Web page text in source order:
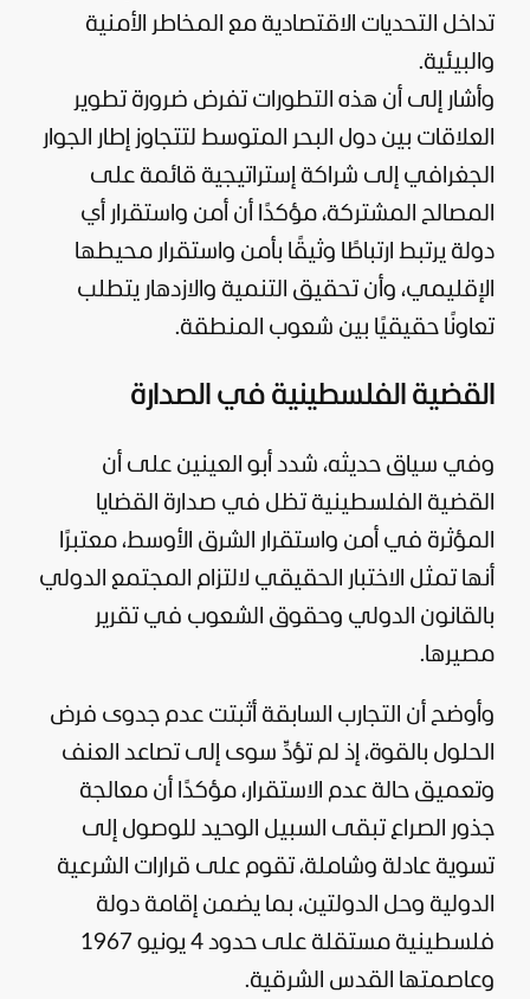
تداخل التحديات الاقتصادية مع المخاطر الأمنية
والبيئية.
وأشار إلى أن هذه التطورات تفرض ضرورة تطوير
العلاقات بين دول البحر المتوسط لتتجاوز إطار الجوار
الجغرافي إلى شراكة إستراتيجية قائمة على
المصالح المشتركة، مؤكدًا أن أمن واستقرار أي
دولة يرتبط ارتباطًا وثيقًا بأمن واستقرار محيطها
الإقليمي، وأن تحقيق التنمية والازدهار يتطلب
تعاونًا حقيقيًا بين شعوب المنطقة.
القضية الفلسطينية في الصدارة
وفي سياق حديثه، شدد أبو العينين على أن
القضية الفلسطينية تظل في صدارة القضايا
المؤثرة في أمن واستقرار الشرق الأوسط، معتبرًا
أنها تمثل الاختبار الحقيقي لالتزام المجتمع الدولي
بالقانون الدولي وحقوق الشعوب في تقرير
مصيرها.
وأوضح أن التجارب السابقة أثبتت عدم جدوى فرض
الحلول بالقوة، إذ لم تؤدِّ سوى إلى تصاعد العنف
وتعميق حالة عدم الاستقرار، مؤكدًا أن معالجة
جذور الصراع تبقى السبيل الوحيد للوصول إلى
تسوية عادلة وشاملة، تقوم على قرارات الشرعية
الدولية وحل الدولتين، بما يضمن إقامة دولة
فلسطينية مستقلة على حدود 4 يونيو 1967
وعاصمتها القدس الشرقية.